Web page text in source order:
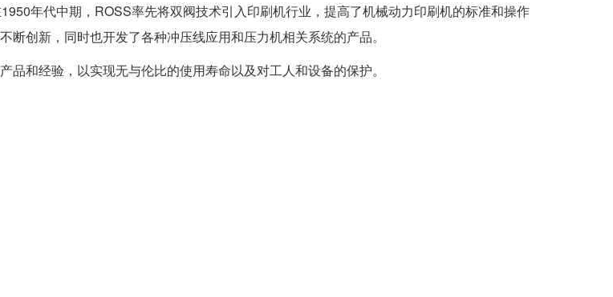
年代中期，ROSS率先将双阀技术引入印刷机行业，提高了机械动力印刷机的标准和操作
创新，同时也开发了各种冲压线应用和压力机相关系统的产品。
和经验，以实现无与伦比的使用寿命以及对工人和设备的保护。